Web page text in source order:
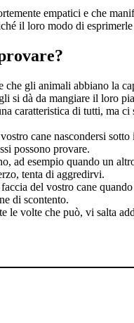
empatici e che
il loro modo di
che gli animali abbiano la
si dà da mangiare il loro
caratteristica di tutti, ma
cane nascondersi
possono provare.
ad esempio quando un
tenta di aggredirvi.
del vostro cane
di scontento.
le volte che può, vi salta